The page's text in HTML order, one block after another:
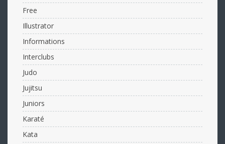
Free
Illustrator
Informations
Interclubs
Judo
Jujitsu
Juniors
Karaté
Kata